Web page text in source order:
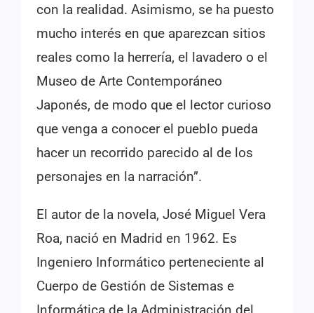
con la realidad. Asimismo, se ha puesto
mucho interés en que aparezcan sitios
reales como la herrería, el lavadero o el
Museo de Arte Contemporáneo
Japonés, de modo que el lector curioso
que venga a conocer el pueblo pueda
hacer un recorrido parecido al de los
personajes en la narración”.
El autor de la novela, José Miguel Vera
Roa, nació en Madrid en 1962. Es
Ingeniero Informático perteneciente al
Cuerpo de Gestión de Sistemas e
Informática de la Administración del